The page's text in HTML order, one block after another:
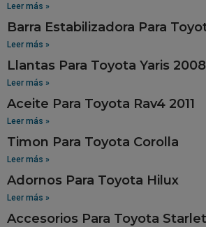
Leer más »
Barra Estabilizadora Para
Leer más »
Llantas Para Toyota Yaris 2008
Leer más »
Aceite Para Toyota Rav4 2011
Leer más »
Timon Para Toyota Corolla
Leer más »
Adornos Para Toyota Hilux
Leer más »
Accesorios Para Toyota Starlet